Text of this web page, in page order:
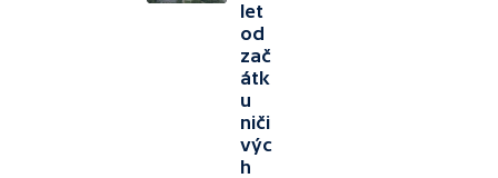
let
od
zač
átk
u
niči
výc
h